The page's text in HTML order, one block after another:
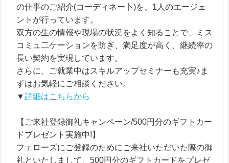
の仕事のご紹介(コーディネー卜)を、1人のエージェ
ントが行っています。
双方の生の情報や現場の状況をよく知ることで、ミス
コミュ二ケーションを防ぎ、満足度が高く、継続率の
長い契約を実現しています。
さらに、ご就業中はスキルアップセミナーも充実♪ま
ずはお気軽にご相談ください。
▼詳細はこちらから
【ご来社登録御礼キャンペーン/500円分のギフトカー
ドプレゼント実施中!】
フェローズにご登録のためにご来社いただいた際の御
礼といたしまして、500円分のギフトカードをプレゼ